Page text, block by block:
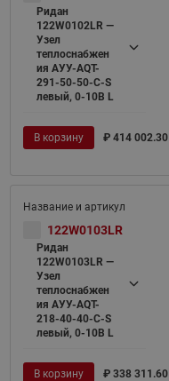
Ридан
122W0102LR —
Узел
теплоснабжен
ия АУУ-AQT-
291-50-50-C-S
левый, 0-10В L
В корзину ₽ 414 002.30
122W0103LR
Ридан
122W0103LR —
Узел
теплоснабжен
ия АУУ-AQT-
218-40-40-C-S
левый, 0-10В L
В корзину ₽ 338 311.60